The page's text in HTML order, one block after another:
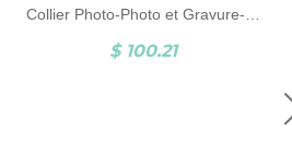
$ 100.21